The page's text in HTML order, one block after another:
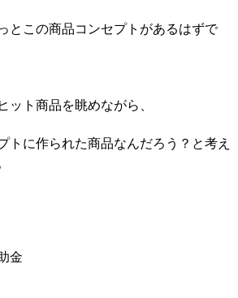
とこの商品コンセプトがあるはずで
ト商品を眺めながら、
トに作られた商品なんだろう？と考え
金